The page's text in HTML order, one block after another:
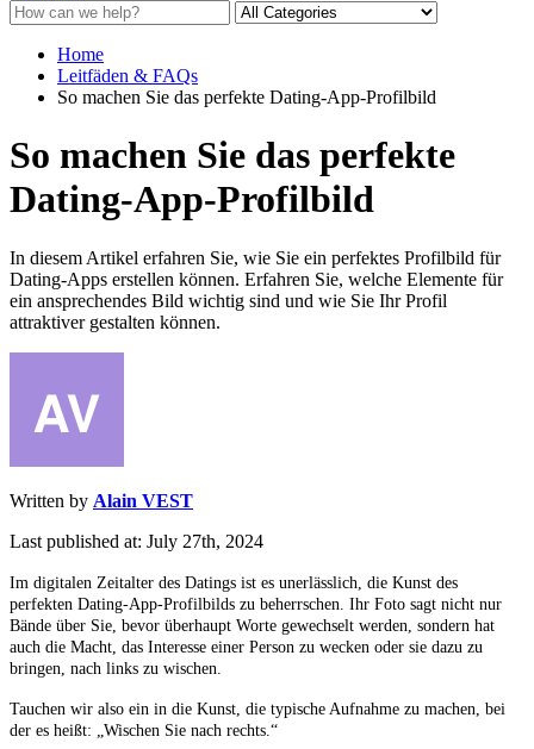
Home
Leitfäden & FAQs
So machen Sie das perfekte Dating-App-Profilbild
So machen Sie das perfekte
Dating-App-Profilbild
In diesem Artikel erfahren Sie, wie Sie ein perfektes Profilbild für
Dating-Apps erstellen können. Erfahren Sie, welche Elemente für
ein ansprechendes Bild wichtig sind und wie Sie Ihr Profil
attraktiver gestalten können.
Written by Alain VEST
Last published at: July 27th, 2024
Im digitalen Zeitalter des Datings ist es unerlässlich, die Kunst des
perfekten Dating-App-Profilbilds zu beherrschen. Ihr Foto sagt nicht nur
Bände über Sie, bevor überhaupt Worte gewechselt werden, sondern hat
auch die Macht, das Interesse einer Person zu wecken oder sie dazu zu
bringen, nach links zu wischen.
Tauchen wir also ein in die Kunst, die typische Aufnahme zu machen, bei
der es heißt: „Wischen Sie nach rechts.“